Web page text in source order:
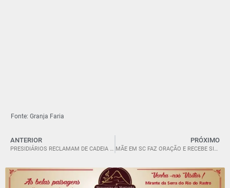
Fonte: Granja Faria
ANTERIOR
PRESIDIÁRIOS RECLAMAM DE CADEIA EM SC: “TEM QUE DIVIDIR COLCHÃO”
PRÓXIMO
MÃE EM SC FAZ ORAÇÃO E RECEBE SINAL DIVINO APÓS JOGAR CINZAS DE FILHO EM RAIZ DE ÁRVORE.